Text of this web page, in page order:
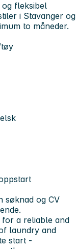
og fleksibel
i Stavanger og
to måneder.
søknad og CV
a reliable and
laundry and
start -